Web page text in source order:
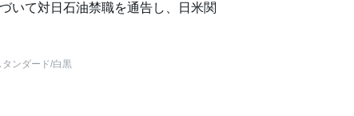
いて対日石油禁職を通告し、日米関
ンダード/白黒